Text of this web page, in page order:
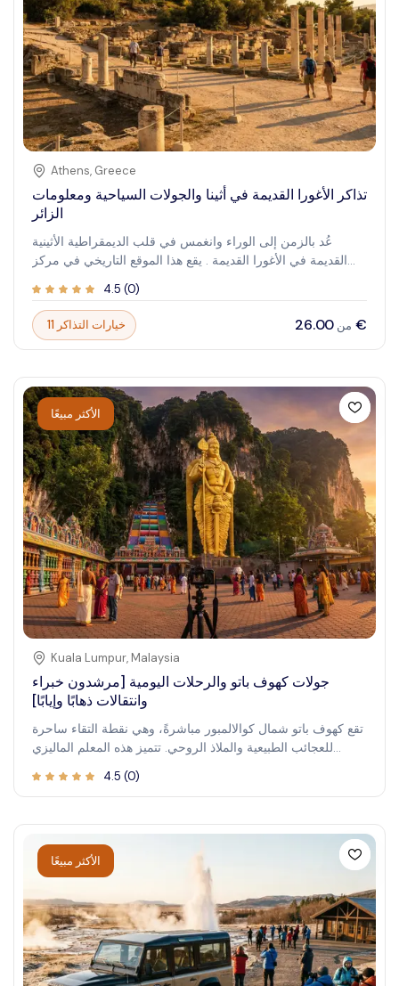
Athens, Greece
تذاكر الأغورا القديمة في أثينا والجولات السياحية ومعلومات
الزائر
عُد بالزمن إلى الوراء وانغمس في قلب الديمقراطية الأثينية
القديمة في الأغورا القديمة . يقع هذا الموقع التاريخي في مركز
الاجتماعية و التجارية . تجول في أنقاض المعابد و المباني العامة و
الأسواق ، وتخيل المناقشات الحيوية والأنشطة اليومية التي شكلت
المجتمع اليوناني القديم. تقدم الأغورا القديمة لمحة آسرة عن عالم
سقراط و أفلاطون والشخصيات المؤثرة الأخرى التي كانت تتردد
الدائم لأثينا القديمة.
4.5 (0)
11 خيارات التذاكر من ‏26.00 €
الأكثر مبيعًا
Kuala Lumpur, Malaysia
جولات كهوف باتو والرحلات اليومية [مرشدون خبراء
وانتقالات ذهابًا وإيابًا]
تقع كهوف باتو شمال كوالالمبور مباشرةً، وهي نقطة التقاء ساحرة
للعجائب الطبيعية والملاذ الروحي. تتميز هذه المعلم الماليزي
إلى صعود الـ 272 درجة إلى كهف المعبد . تخلق الألوان النابضة
بالإضافة إلى أهميتها الدينية ، تقدم كهوف باتو تجربة ثقافية فريدة ،
تغمر الزوار في قلب التقاليد الهندوسية . سواء كنت تسعى إلى
التنوير الروحي أو ترغب ببساطة في التعجب من عظمة الطبيعة ،
4.5 (0)
الأكثر مبيعًا